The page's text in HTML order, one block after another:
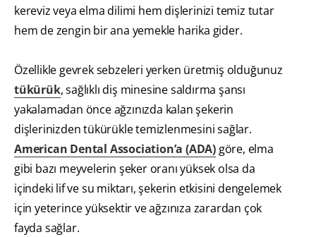
kereviz veya elma dilimi hem dişlerinizi temiz tutar
hem de zengin bir ana yemekle harika gider.
Özellikle gevrek sebzeleri yerken üretmiş olduğunuz
tükürük, sağlıklı diş minesine saldırma şansı
yakalamadan önce ağzınızda kalan şekerin
dişlerinizden tükürükle temizlenmesini sağlar.
American Dental Association’a (ADA) göre, elma
gibi bazı meyvelerin şeker oranı yüksek olsa da
içindeki lif ve su miktarı, şekerin etkisini dengelemek
için yeterince yüksektir ve ağzınıza zarardan çok
fayda sağlar.